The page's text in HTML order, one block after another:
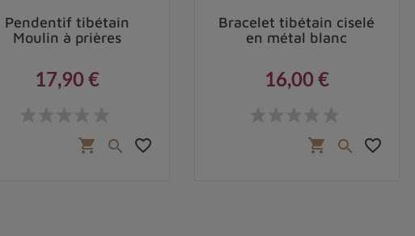
Pendentif tibétain
Moulin à prières
17,90 €
shopping_cart  favorite_border
Bracelet tibétain ciselé
en métal blanc
16,00 €
shopping_cart  favorite_border